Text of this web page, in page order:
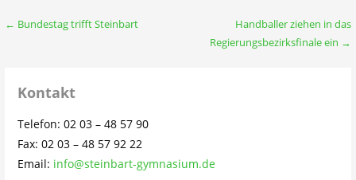
Beitragsnavigation
← Bundestag trifft Steinbart
Handballer ziehen in das
Regierungsbezirksfinale ein →
Kontakt
Telefon: 02 03 – 48 57 90
Fax: 02 03 – 48 57 92 22
Email: info@steinbart-gymnasium.de